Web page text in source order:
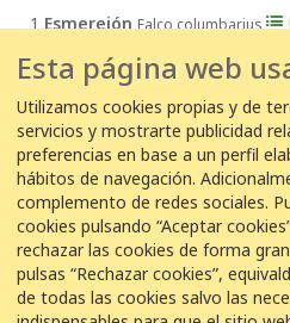
1Esmerejón Falco columbarius
4 de diciembre de 2018
04/12/2018 09:30:00
ETAP Rancho El Feo -Ángel
1Esmerejón Falco columbarius
Esta página web
Utilizamos cookies propias y de
servicios y mostrarte publicidad
preferencias en base a un perfil
hábitos de navegación.
complemento de redes sociales.
cookies pulsando “Aceptar
rechazar las cookies de forma
pulsas “Rechazar cookies”,
de todas las cookies salvo las